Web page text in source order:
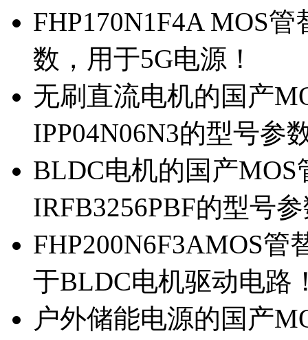
FHP170N1F4A MOS
数，用于5G电源！
无刷直流电机的国产
IPP04N06N3的型号参
BLDC电机的国产MOS
IRFB3256PBF的型号
FHP200N6F3AMOS管
于BLDC电机驱动电路
户外储能电源的国产